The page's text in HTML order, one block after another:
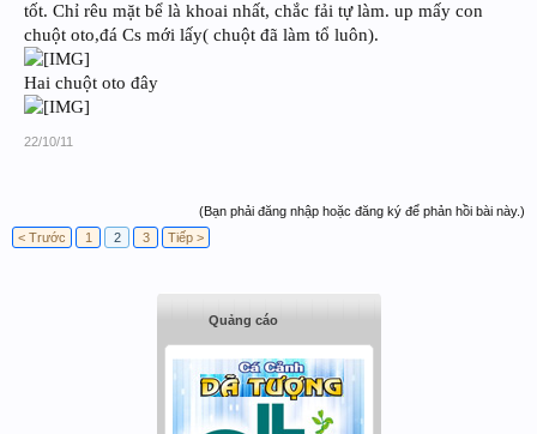
tốt. Chỉ rêu mặt bể là khoai nhất, chắc fải tự làm. up mấy con
chuột oto,đá Cs mới lấy( chuột đã làm tổ luôn).
Hai chuột oto đây
22/10/11
(Bạn phải đăng nhập hoặc đăng ký để phản hồi bài này.)
< Trước
1 2 3 Tiếp >
Quảng cáo